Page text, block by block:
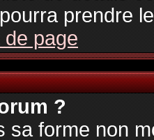
prendre
page
?
sa forme non